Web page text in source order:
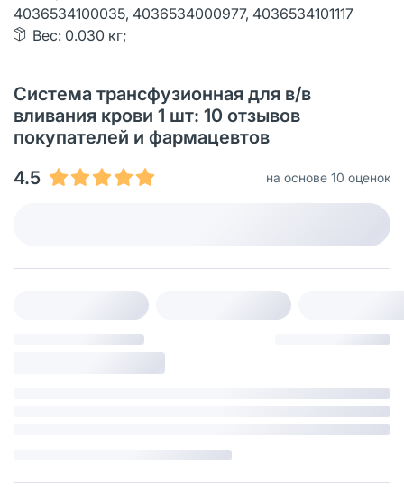
4036534100035, 4036534000977, 4036534101117
Вес: 0.030 кг;
Система трансфузионная для в/в
вливания крови 1 шт: 10 отзывов
покупателей и фармацевтов
4.5
на основе 10 оценок